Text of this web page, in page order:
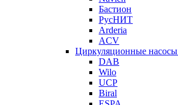
Бастион
РусНИТ
Arderia
ACV
Циркуляционные насосы
DAB
Wilo
UCP
Biral